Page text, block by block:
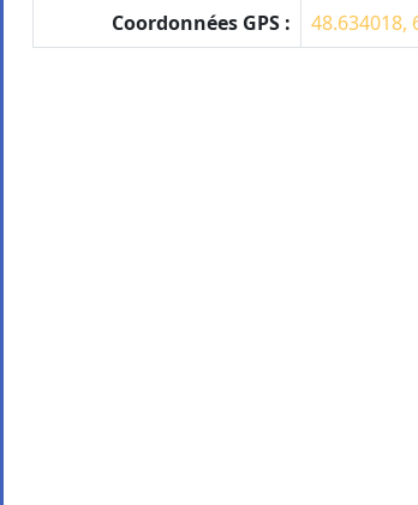
Coordonnées GPS :
48.634018,